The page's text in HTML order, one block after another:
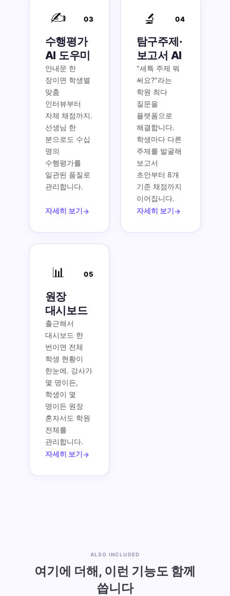
✍️ 03
수행평가
AI 도우미
안내문 한
장이면 학생별
맞춤
인터뷰부터
자체 채점까지.
선생님 한
분으로도 수십
명의
수행평가를
일관된 품질로
관리합니다.
자세히 보기→
🔬 04
탐구주제·
보고서 AI
"세특 주제 뭐
써요?"라는
학원 최다
질문을
플랫폼으로
해결합니다.
학생마다 다른
주제를 발굴해
보고서
초안부터 8개
기준 채점까지
이어집니다.
자세히 보기→
📊 05
원장
대시보드
출근해서
대시보드 한
번이면 전체
학생 현황이
한눈에. 강사가
몇 명이든,
학생이 몇
명이든 원장
혼자서도 학원
전체를
관리합니다.
자세히 보기→
ALSO INCLUDED
여기에 더해, 이런 기능도 함께
씁니다